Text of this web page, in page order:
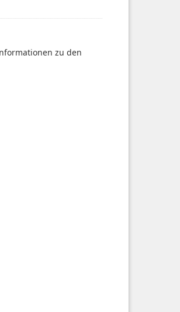
zu den